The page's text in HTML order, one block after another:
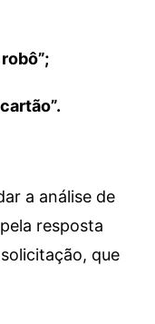
a análise de
resposta
que